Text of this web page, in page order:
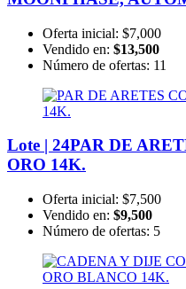
Oferta inicial: $7,000
Vendido en: $13,500
Número de ofertas: 11
Lote | 24PAR DE
ORO 14K.
Oferta inicial: $7,500
Vendido en: $9,500
Número de ofertas: 5